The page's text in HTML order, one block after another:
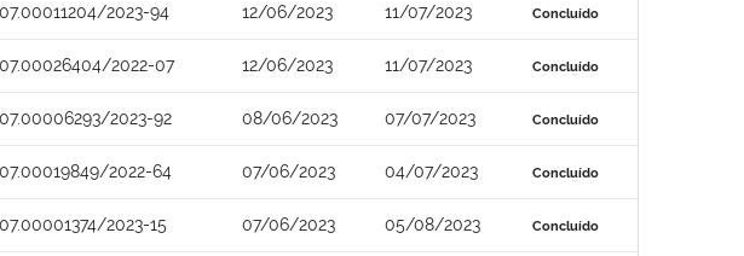
2023-94 12/06/2023 11/07/2023 Concluído
2022-07 12/06/2023 11/07/2023 Concluído
2023-92 08/06/2023 07/07/2023 Concluído
2022-64 07/06/2023 04/07/2023 Concluído
2023-15 07/06/2023 05/08/2023 Concluído